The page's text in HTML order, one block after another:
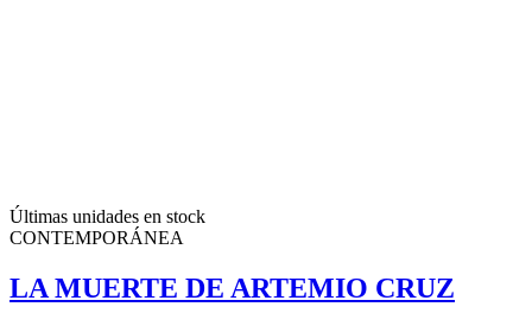
Últimas unidades en stock
CONTEMPORÁNEA
LA MUERTE DE ARTEMIO CRUZ